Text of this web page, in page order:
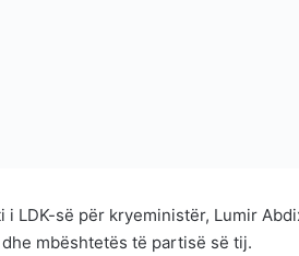
i LDK-së për kryeministër, Lumir
mbështetës të partisë së tij.